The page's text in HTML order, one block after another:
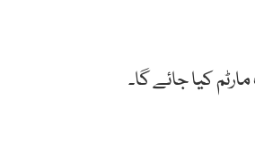
کیا جائے گا۔